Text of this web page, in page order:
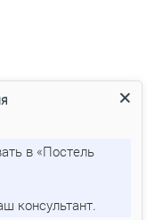
в «Постель
консультант.